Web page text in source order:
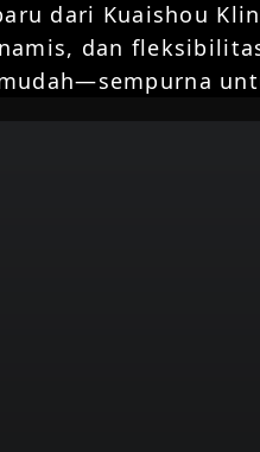
dari Kuaishou
dan